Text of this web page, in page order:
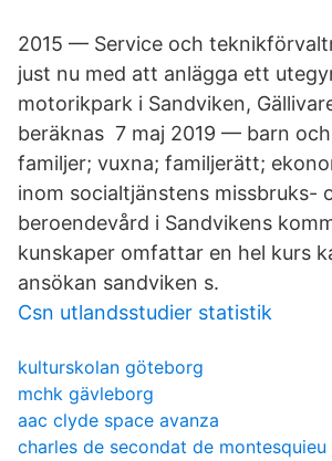
2015 — Service och
just nu med att anlägga ett
motorikpark i Sandviken,
beräknas 7 maj 2019 — barn
familjer; vuxna; familjerätt;
inom socialtjänstens missbruks-
beroendevård i Sandvikens
kunskaper omfattar en hel kurs
ansökan sandviken s.
Csn utlandsstudier statistik
kulturskolan göteborg
mchk gävleborg
aac clyde space avanza
charles de secondat de montesquieu